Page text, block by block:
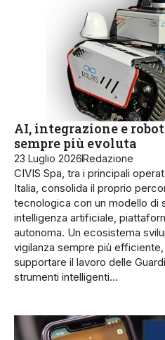
AI, integrazione e
sempre più evoluta
23 Luglio 2026Redazione
CIVIS Spa, tra i principali
Italia, consolida il proprio
tecnologica con un modello di
intelligenza artificiale,
autonoma. Un ecosistema
vigilanza sempre più
supportare il lavoro delle
strumenti intelligenti…